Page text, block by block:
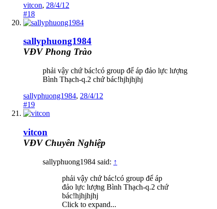
vitcon, 28/4/12
#18
sallyphuong1984
VĐV Phong Trào
phải vậy chứ bác!có group để áp đảo lực lượng
Bình Thạch-q.2 chứ bác!hjhjhjhj
sallyphuong1984, 28/4/12
#19
vitcon
VĐV Chuyên Nghiệp
sallyphuong1984 said: ↑
phải vậy chứ bác!có group để áp
đảo lực lượng Bình Thạch-q.2 chứ
bác!hjhjhjhj
Click to expand...